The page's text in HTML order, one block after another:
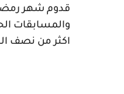
والمسابقات
اكثر من نصف